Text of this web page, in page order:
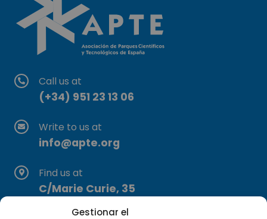
Gestionar el
Call us at
(+34) 951 23 13 06
Write to us at
info@apte.org
Find us at
C/Marie Curie, 35
29590 Campanillas, Málaga